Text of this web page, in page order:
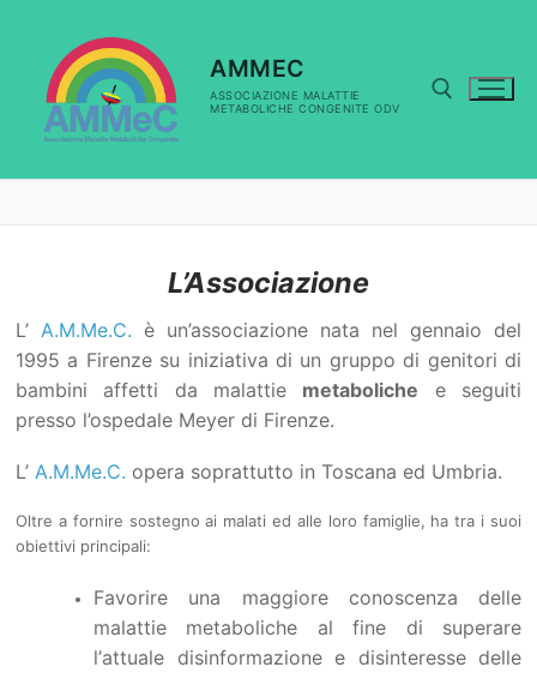
contenuto
AMMEC
ASSOCIAZIONE MALATTIE
METABOLICHE CONGENITE ODV
Cerca:
L’Associazione
L’ A.M.Me.C. è un’associazione nata nel gennaio del
1995 a Firenze su iniziativa di un gruppo di genitori di
bambini affetti da malattie metaboliche e seguiti
presso l’ospedale Meyer di Firenze.
L’ A.M.Me.C. opera soprattutto in Toscana ed Umbria.
Oltre a fornire sostegno ai malati ed alle loro famiglie, ha tra i suoi
obiettivi principali:
Favorire una maggiore conoscenza delle
malattie metaboliche al fine di superare
l’attuale disinformazione e disinteresse delle